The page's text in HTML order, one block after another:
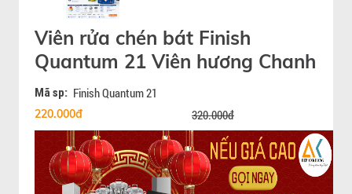
Viên rửa chén bát Finish
Quantum 21 Viên hương Chanh
Mã sp: Finish Quantum 21
220.000đ 320.000đ